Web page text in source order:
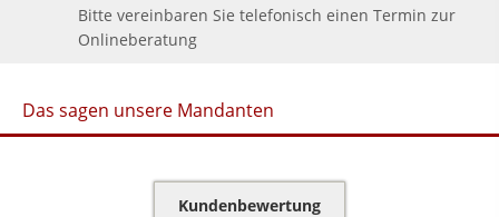
Bitte vereinbaren Sie telefonisch einen Termin zur
Onlineberatung
Das sagen unsere Mandanten
Kundenbewertung